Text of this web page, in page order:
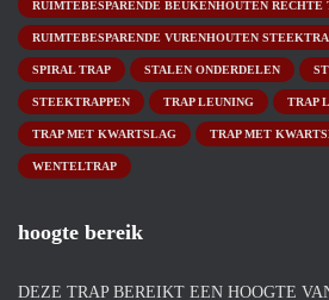
RUIMTEBESPARENDE BEUKENHOUTEN RECHTE
RUIMTEBESPARENDE VURENHOUTEN
SPIRAL TRAP STALEN ONDERDELEN
STEEKTRAPPEN TRAP LEUNING TRAP
TRAP MET KWARTSLAG TRAP MET
WENTELTRAP
hoogte bereik
DEZE TRAP BEREIKT EEN HOOGTE